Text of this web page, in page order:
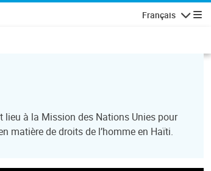
Français
à la Mission des Nations Unies pour
matière de droits de l’homme en Haïti.